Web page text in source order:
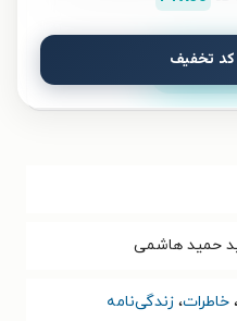
حمید هاشمی
، خاطرات، زندگی‌نامه
تخفیف